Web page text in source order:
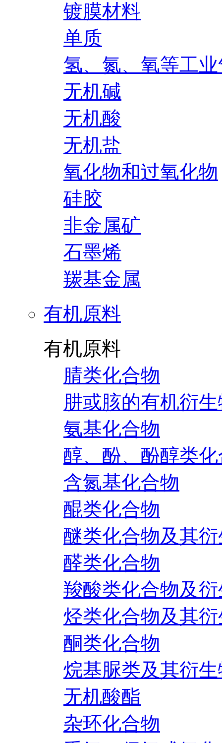
镀膜材料
单质
氢、氮、氧等工
无机碱
无机酸
无机盐
氧化物和过氧化物
硅胶
非金属矿
石墨烯
羰基金属
有机原料
有机原料
腈类化合物
肼或胲的有机衍
氨基化合物
醇、酚、酚醇类
含氮基化合物
醌类化合物
醚类化合物及其
醛类化合物
羧酸类化合物及
烃类化合物及其
酮类化合物
烷基脲类及其衍
无机酸酯
杂环化合物